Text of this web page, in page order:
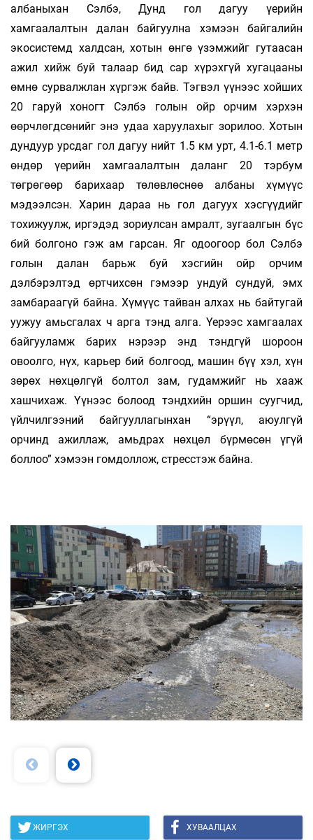
албаныхан Сэлбэ, Дунд гол дагуу үерийн
хамгаалалтын далан байгуулна хэмээн байгалийн
экосистемд халдсан, хотын өнгө үзэмжийг гутаасан
ажил хийж буй талаар бид сар хүрэхгүй хугацааны
өмнө сурвалжлан хүргэж байв. Тэгвэл үүнээс хойших
20 гаруй хоногт Сэлбэ голын ойр орчим хэрхэн
өөрчлөгдсөнийг энэ удаа харуулахыг зорилоо. Хотын
дундуур урсдаг гол дагуу нийт 1.5 км урт, 4.1-6.1 метр
өндөр үерийн хамгаалалтын даланг 20 тэрбум
төгрөгөөр барихаар төлөвлөснөө албаны хүмүүс
мэдээлсэн. Харин дараа нь гол дагуух хэсгүүдийг
тохижуулж, иргэдэд зориулсан амралт, зугаалгын бүс
бий болгоно гэж ам гарсан. Яг одоогоор бол Сэлбэ
голын далан барьж буй хэсгийн ойр орчим
дэлбэрэлтэд өртчихсөн гэмээр ундуй сундуй, эмх
замбараагүй байна. Хүмүүс тайван алхах нь байтугай
уужуу амьсгалах ч арга тэнд алга. Үерээс хамгаалах
байгууламж барих нэрээр энд тэндгүй шороон
овоолго, нүх, карьер бий болгоод, машин бүү хэл, хүн
зөрөх нөхцөлгүй болтол зам, гудамжийг нь хааж
хашчихаж. Үүнээс болоод тэндхийн оршин суугчид,
үйлчилгээний байгууллагынхан “эрүүл, аюулгүй
орчинд ажиллаж, амьдрах нөхцөл бүрмөсөн үгүй
боллоо” хэмээн гомдоллож, стресстэж байна.
ЖИРГЭХ ХУВААЛЦАХ